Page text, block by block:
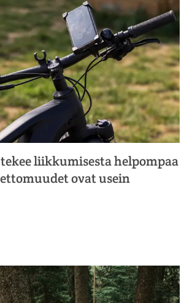
liikkumisesta helpompaa
ovat usein